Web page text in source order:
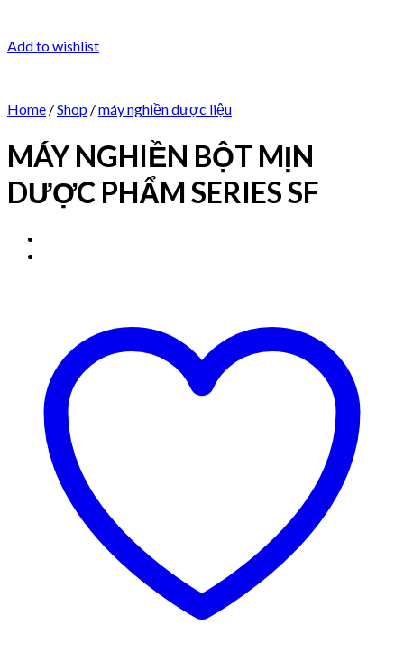
Add to wishlist
Home /Shop /máy nghiền dược liệu
MÁY NGHIỀN BỘT MỊN
DƯỢC PHẨM SERIES SF